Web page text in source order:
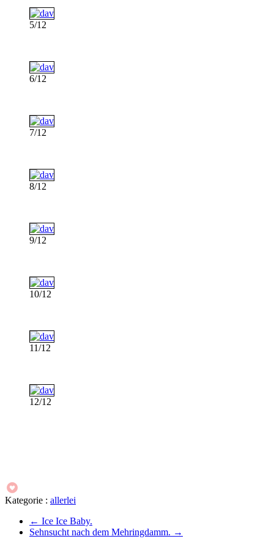
5/12
6/12
7/12
8/12
9/12
10/12
11/12
12/12
Kategorie : allerlei
← Ice Ice Baby.
Sehnsucht nach dem Mehringdamm. →